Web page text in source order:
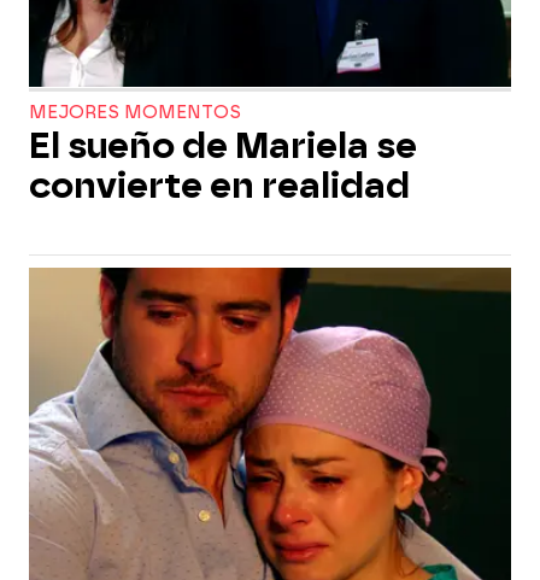
MEJORES MOMENTOS
El sueño de Mariela se
convierte en realidad